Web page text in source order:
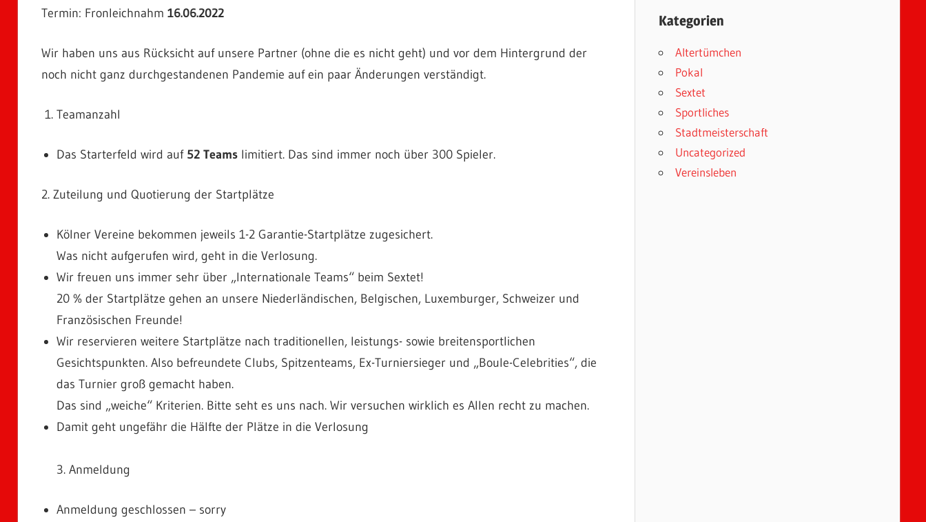
Termin: Fronleichnahm 16.06.2022
Wir haben uns aus Rücksicht auf unsere Partner (ohne die es nicht geht) und vor dem Hintergrund der
noch nicht ganz durchgestandenen Pandemie auf ein paar Änderungen verständigt.
Teamanzahl
Das Starterfeld wird auf 52 Teams limitiert. Das sind immer noch über 300 Spieler.
2. Zuteilung und Quotierung der Startplätze
Kölner Vereine bekommen jeweils 1-2 Garantie-Startplätze zugesichert.
Was nicht aufgerufen wird, geht in die Verlosung.
Wir freuen uns immer sehr über „Internationale Teams“ beim Sextet!
20 % der Startplätze gehen an unsere Niederländischen, Belgischen, Luxemburger, Schweizer und
Französischen Freunde!
Wir reservieren weitere Startplätze nach traditionellen, leistungs- sowie breitensportlichen
Gesichtspunkten. Also befreundete Clubs, Spitzenteams, Ex-Turniersieger und „Boule-Celebrities“, die
das Turnier groß gemacht haben.
Das sind „weiche“ Kriterien. Bitte seht es uns nach. Wir versuchen wirklich es Allen recht zu machen.
Damit geht ungefähr die Hälfte der Plätze in die Verlosung
3. Anmeldung
Anmeldung geschlossen – sorry
Kategorien
Altertümchen
Pokal
Sextet
Sportliches
Stadtmeisterschaft
Uncategorized
Vereinsleben